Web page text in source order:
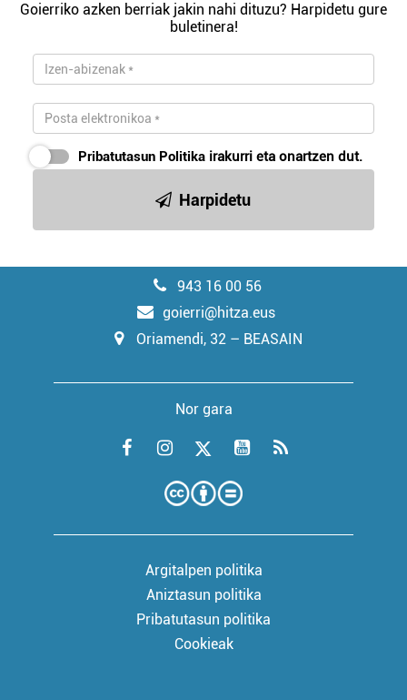
Goierriko azken berriak jakin nahi dituzu? Harpidetu gure
buletinera!
Pribatutasun Politika irakurri eta onartzen dut.
Harpidetu
943 16 00 56
goierri@hitza.eus
Oriamendi, 32 – BEASAIN
Nor gara
Argitalpen politika
Aniztasun politika
Pribatutasun politika
Cookieak